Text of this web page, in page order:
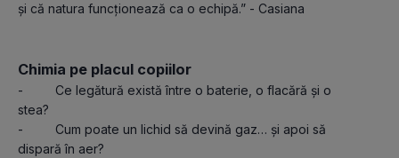
și că natura funcționează ca o echipă.” - Casiana
Chimia pe placul copiilor
-         Ce legătură există între o baterie, o flacără și o
stea?
-         Cum poate un lichid să devină gaz… și apoi să
dispară în aer?